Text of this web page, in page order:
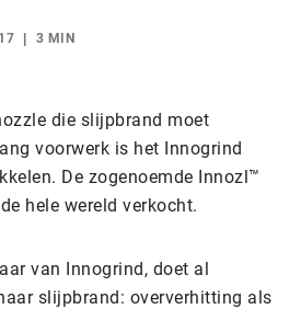
3 MIN
die slijpbrand moet
voorwerk is het Innogrind
De zogenoemde Innozl™
hele wereld verkocht.
van Innogrind, doet al
slijpbrand: oververhitting als